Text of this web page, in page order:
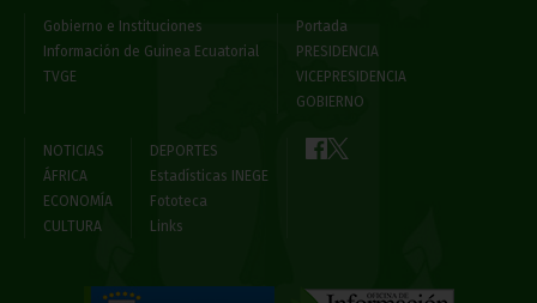
Gobierno e Instituciones
Información de Guinea Ecuatorial
TVGE
Portada
PRESIDENCIA
VICEPRESIDENCIA
GOBIERNO
NOTICIAS
ÁFRICA
ECONOMÍA
CULTURA
DEPORTES
Estadísticas INEGE
Fototeca
Links